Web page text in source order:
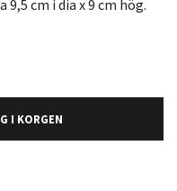
9,5 cm i dia x 9 cm hög.
I KORGEN